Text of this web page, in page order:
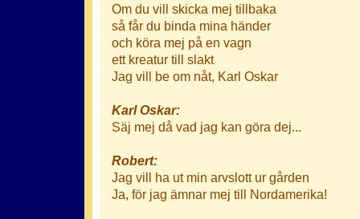
Om du vill skicka mej tillbaka
så får du binda mina händer
och köra mej på en vagn
ett kreatur till slakt
Jag vill be om nåt, Karl Oskar
Karl Oskar:
Säj mej då vad jag kan göra dej...
Robert:
Jag vill ha ut min arvslott ur gården
Ja, för jag ämnar mej till Nordamerika!